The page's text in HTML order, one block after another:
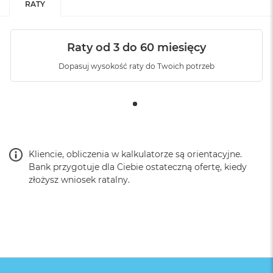
RATY
Raty od 3 do 60 miesięcy
Dopasuj wysokość raty do Twoich potrzeb
Kliencie, obliczenia w kalkulatorze są orientacyjne.
Bank przygotuje dla Ciebie ostateczną ofertę, kiedy
złożysz wniosek ratalny.